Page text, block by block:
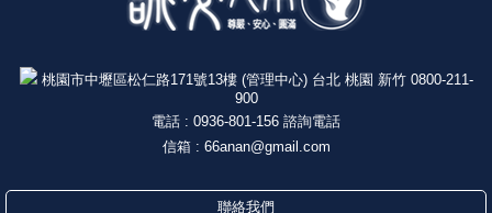
桃園市中壢區松仁路171號13樓 (管理中心) 台北 桃園 新竹 0800-211-
900
電話 : 0936-801-156 諮詢電話
信箱 : 66anan@gmail.com
聯絡我們